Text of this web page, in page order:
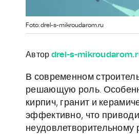
Foto: drel-s-mikroudarom.ru
Автор drel-s-
В современном
решающую роль.
кирпич, гранит и
эффективно, что
неудовлетворительному